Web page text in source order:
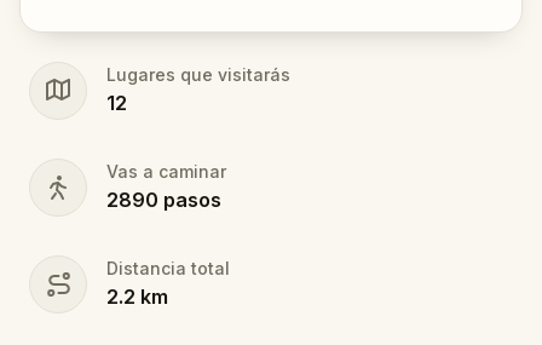
Lugares que visitarás
12
Vas a caminar
2890 pasos
Distancia total
2.2 km